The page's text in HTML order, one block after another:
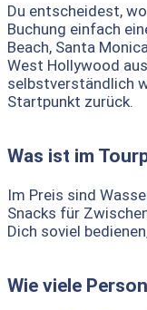
Du entscheidest,
Buchung einfach
Beach, Santa
West Hollywood
selbstverständlich
Startpunkt zurück.
Was ist im
Im Preis sind
Snacks für
Dich soviel
Wie viele